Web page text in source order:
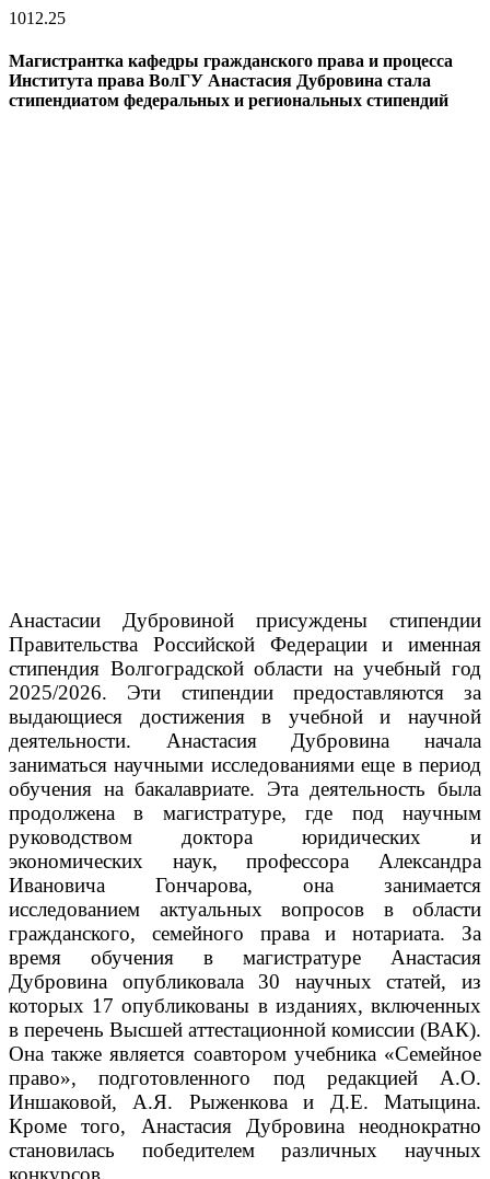
1012.25
Магистрантка кафедры гражданского права и процесса
Института права ВолГУ Анастасия Дубровина стала
стипендиатом федеральных и региональных стипендий
Анастасии Дубровиной присуждены стипендии
Правительства Российской Федерации и именная
стипендия Волгоградской области на учебный год
2025/2026. Эти стипендии предоставляются за
выдающиеся достижения в учебной и научной
деятельности. Анастасия Дубровина начала
заниматься научными исследованиями еще в период
обучения на бакалавриате. Эта деятельность была
продолжена в магистратуре, где под научным
руководством доктора юридических и
экономических наук, профессора Александра
Ивановича Гончарова, она занимается
исследованием актуальных вопросов в области
гражданского, семейного права и нотариата. За
время обучения в магистратуре Анастасия
Дубровина опубликовала 30 научных статей, из
которых 17 опубликованы в изданиях, включенных
в перечень Высшей аттестационной комиссии (ВАК).
Она также является соавтором учебника «Семейное
право», подготовленного под редакцией А.О.
Иншаковой, А.Я. Рыженкова и Д.Е. Матыцина.
Кроме того, Анастасия Дубровина неоднократно
становилась победителем различных научных